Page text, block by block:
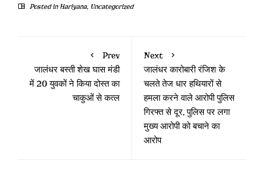
Posted in Hariyana, Uncategorized
Prev
जालंधर बस्ती शेख घास मंडी
में 20 युवकों ने किया दोस्त का
चाकुओं से कत्ल
Next
जालंधर कारोबारी रंजिश के
चलते तेज धार हथियारों से
हमला करने वाले आरोपी पुलिस
गिरफ्त से दूर, पुलिस पर लगा
मुख्य आरोपी को बचाने का
आरोप